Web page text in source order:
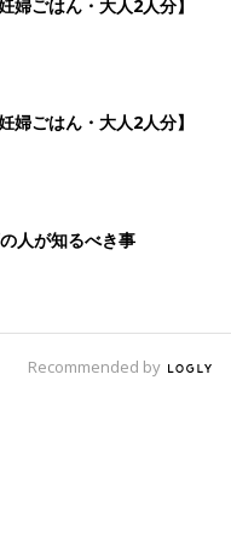
婦ごはん・大人2人分】
婦ごはん・大人2人分】
人が知るべき事
Recommended by